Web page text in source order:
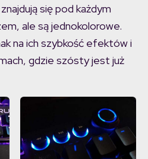
się pod każdym
ale są jednokolorowe.
na ich szybkość efektów i
gdzie szósty jest już